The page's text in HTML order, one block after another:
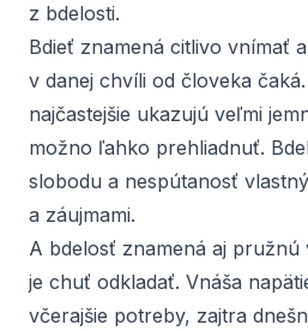
z bdelosti.
Bdieť znamená citlivo vnímať
v danej chvíli od človeka
najčastejšie ukazujú veľmi
možno ľahko prehliadnuť.
slobodu a nespútanosť
a záujmami.
A bdelosť znamená aj
je chuť odkladať. Vnáša
včerajšie potreby, zajtra